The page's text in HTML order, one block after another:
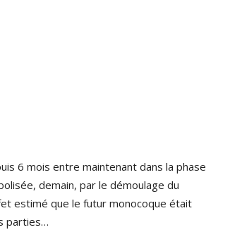
6 mois entre maintenant dans la phase
demain, par le démoulage du
estimé que le futur monocoque était
parties…